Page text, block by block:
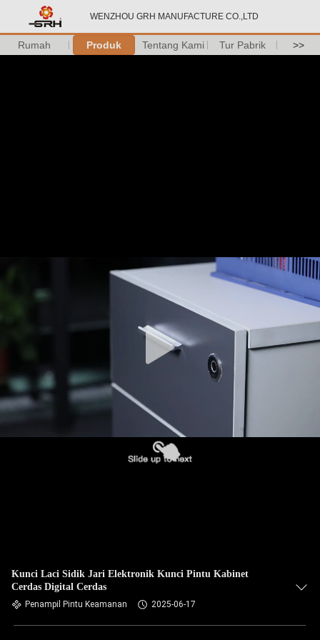
WENZHOU GRH MANUFACTURE CO.,LTD
Rumah Produk Tentang Kami Tur Pabrik >>
Kunci Laci Sidik Jari Elektronik Kunci Pintu Kabinet
Cerdas Digital Cerdas
Penampil Pintu Keamanan 2025-06-17